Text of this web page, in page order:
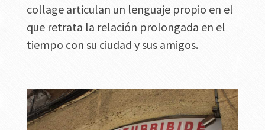
collage articulan un lenguaje propio en el
que retrata la relación prolongada en el
tiempo con su ciudad y sus amigos.